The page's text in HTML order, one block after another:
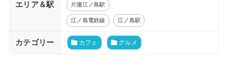
エリア＆駅 片瀬江ノ島駅
江ノ島電鉄線 江ノ島駅
カテゴリー カフェ グルメ